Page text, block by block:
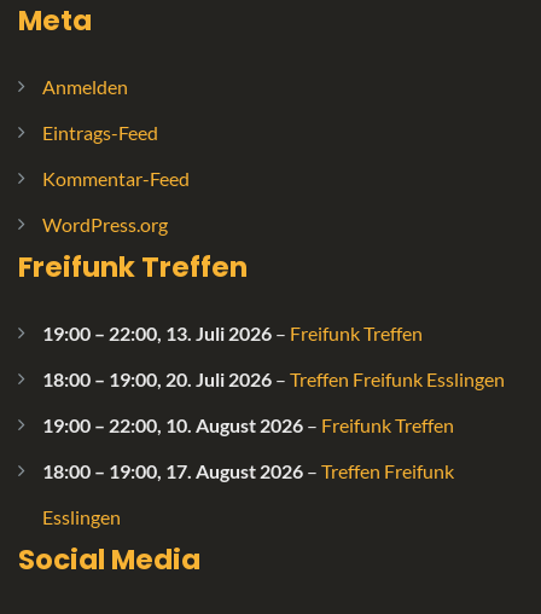
Meta
Anmelden
Eintrags-Feed
Kommentar-Feed
WordPress.org
Freifunk Treffen
19:00 – 22:00, 13. Juli 2026 – Freifunk Treffen
18:00 – 19:00, 20. Juli 2026 – Treffen Freifunk Esslingen
19:00 – 22:00, 10. August 2026 – Freifunk Treffen
18:00 – 19:00, 17. August 2026 – Treffen Freifunk
Esslingen
Social Media